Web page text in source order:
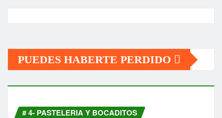
PUEDES HABERTE PERDIDO
# 4- PASTELERIA Y BOCADITOS